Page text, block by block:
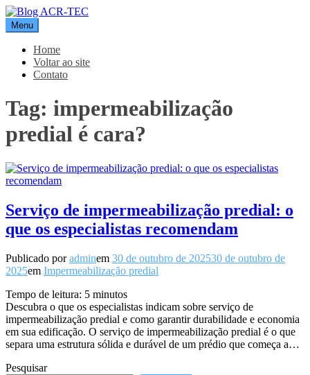
Pular
para
o
conteúdo
Blog ACR-TEC
Menu
Home
Voltar ao site
Contato
Tag: impermeabilização
predial é cara?
Serviço de impermeabilização predial: o
que os especialistas recomendam
Publicado poradminem 30 de outubro de 202530 de outubro de
2025em Impermeabilização predial
Tempo de leitura: 5 minutos
Descubra o que os especialistas indicam sobre serviço de
impermeabilização predial e como garantir durabilidade e economia
em sua edificação. O serviço de impermeabilização predial é o que
separa uma estrutura sólida e durável de um prédio que começa a…
Pesquisar